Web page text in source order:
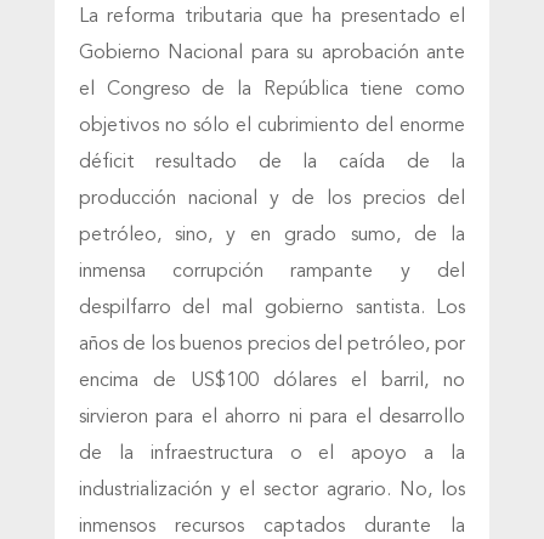
La reforma tributaria que ha presentado el
Gobierno Nacional para su aprobación ante
el Congreso de la República tiene como
objetivos no sólo el cubrimiento del enorme
déficit resultado de la caída de la
producción nacional y de los precios del
petróleo, sino, y en grado sumo, de la
inmensa corrupción rampante y del
despilfarro del mal gobierno santista. Los
años de los buenos precios del petróleo, por
encima de US$100 dólares el barril, no
sirvieron para el ahorro ni para el desarrollo
de la infraestructura o el apoyo a la
industrialización y el sector agrario. No, los
inmensos recursos captados durante la